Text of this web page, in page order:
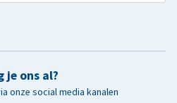
je ons al?
onze social media kanalen